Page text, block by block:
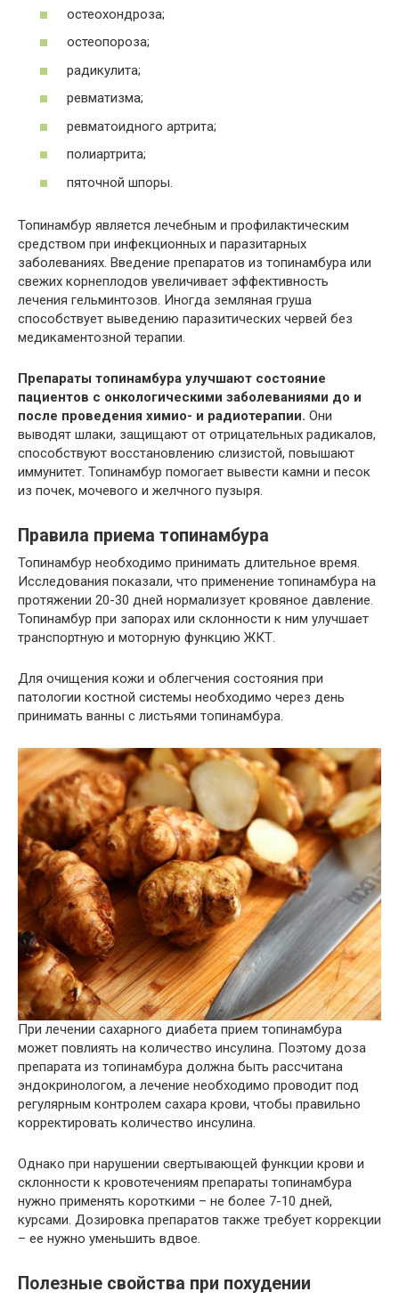
остеохондроза;
остеопороза;
радикулита;
ревматизма;
ревматоидного артрита;
полиартрита;
пяточной шпоры.
Топинамбур является лечебным и профилактическим
средством при инфекционных и паразитарных
заболеваниях. Введение препаратов из топинамбура или
свежих корнеплодов увеличивает эффективность
лечения гельминтозов. Иногда земляная груша
способствует выведению паразитических червей без
медикаментозной терапии.
Препараты топинамбура улучшают состояние
пациентов с онкологическими заболеваниями до и
после проведения химио- и радиотерапии. Они
выводят шлаки, защищают от отрицательных радикалов,
способствуют восстановлению слизистой, повышают
иммунитет. Топинамбур помогает вывести камни и песок
из почек, мочевого и желчного пузыря.
Правила приема топинамбура
Топинамбур необходимо принимать длительное время.
Исследования показали, что применение топинамбура на
протяжении 20-30 дней нормализует кровяное давление.
Топинамбур при запорах или склонности к ним улучшает
транспортную и моторную функцию ЖКТ.
Для очищения кожи и облегчения состояния при
патологии костной системы необходимо через день
принимать ванны с листьями топинамбура.
При лечении сахарного диабета прием топинамбура
может повлиять на количество инсулина. Поэтому доза
препарата из топинамбура должна быть рассчитана
эндокринологом, а лечение необходимо проводит под
регулярным контролем сахара крови, чтобы правильно
корректировать количество инсулина.
Однако при нарушении свертывающей функции крови и
склонности к кровотечениям препараты топинамбура
нужно применять короткими – не более 7-10 дней,
курсами. Дозировка препаратов также требует коррекции
– ее нужно уменьшить вдвое.
Полезные свойства при похудении